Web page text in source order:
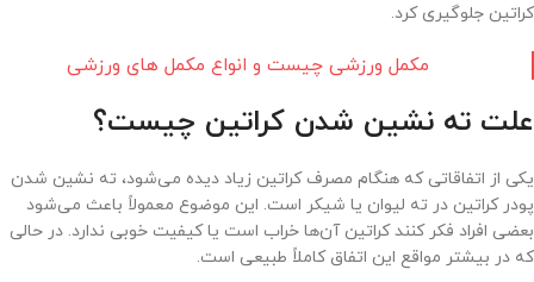
کراتین جلوگیری کرد.
مکمل ورزشی چیست و انواع مکمل های ورزشی
علت ته نشین شدن کراتین چیست؟
یکی از اتفاقاتی که هنگام مصرف کراتین زیاد دیده می‌شود، ته نشین شدن
پودر کراتین در ته لیوان یا شیکر است. این موضوع معمولاً باعث می‌شود
بعضی افراد فکر کنند کراتین آن‌ها خراب است یا کیفیت خوبی ندارد. در حالی
که در بیشتر مواقع این اتفاق کاملاً طبیعی است.